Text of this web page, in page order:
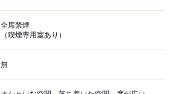
全席禁煙
（喫煙専用室あり）
無